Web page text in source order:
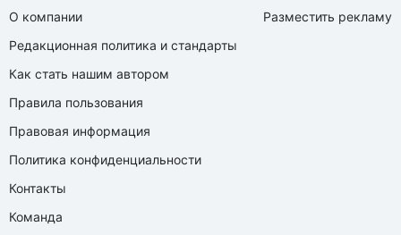
О компании
Редакционная политика и стандарты
Как стать нашим автором
Правила пользования
Правовая информация
Политика конфиденциальности
Контакты
Команда
Разместить рекламу